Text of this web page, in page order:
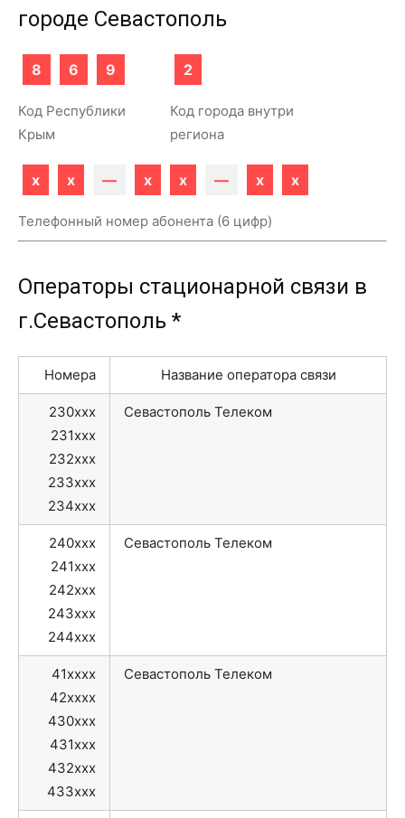
городе Севастополь
8 6 9
Код Республики
Крым
2
Код города внутри
региона
x x — x x — x x
Телефонный номер абонента (6 цифр)
Операторы стационарной связи в
г.Севастополь *
Номера Название оператора связи
230xxx
231xxx
232xxx
233xxx
234xxx
Севастополь Телеком
240xxx
241xxx
242xxx
243xxx
244xxx
Севастополь Телеком
41xxxx
42xxxx
430xxx
431xxx
432xxx
433xxx
Севастополь Телеком